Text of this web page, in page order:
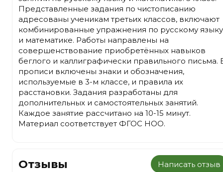
Представленные задания по чистописанию
адресованы ученикам третьих классов, включают
комбинированные упражнения по русскому языку
и математике. Работы направлены на
совершенствование приобретённых навыков
беглого и каллиграфически правильного письма.
прописи включены знаки и обозначения,
используемые в 3-м классе, и правила их
расстановки. Задания разработаны для
дополнительных и самостоятельных занятий.
Каждое занятие рассчитано на 10-15 минут.
Материал соответствует ФГОС НОО.
Отзывы Написать отзыв